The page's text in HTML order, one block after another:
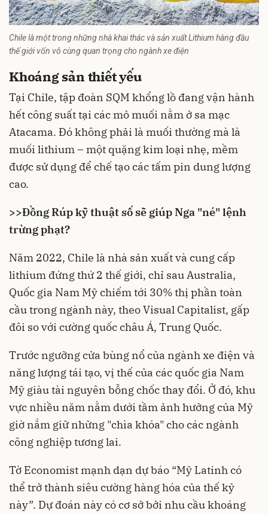
Chile là một trong những nhà khai thác và sản xuất Lithium hàng đầu
thế giới vốn vô cùng quan trọng cho ngành xe điện
Khoáng sản thiết yếu
Tại Chile, tập đoàn SQM khổng lồ đang vận hành
hết công suất tại các mỏ muối nằm ở sa mạc
Atacama. Đó không phải là muối thường mà là
muối lithium – một quặng kim loại nhẹ, mềm
được sử dụng để chế tạo các tấm pin dung lượng
cao.
>>Đồng Rúp kỹ thuật số sẽ giúp Nga "né" lệnh
trừng phạt?
Năm 2022, Chile là nhà sản xuất và cung cấp
lithium đứng thứ 2 thế giới, chỉ sau Australia,
Quốc gia Nam Mỹ chiếm tới 30% thị phần toàn
cầu trong ngành này, theo Visual Capitalist, gấp
đôi so với cường quốc châu Á, Trung Quốc.
Trước ngưỡng cửa bùng nổ của ngành xe điện và
năng lượng tái tạo, vị thế của các quốc gia Nam
Mỹ giàu tài nguyên bỗng chốc thay đổi. Ở đó, khu
vực nhiều năm nằm dưới tầm ảnh hưởng của Mỹ
giờ nắm giữ những "chìa khóa" cho các ngành
công nghiệp tương lai.
Tờ Economist mạnh dạn dự báo “Mỹ Latinh có
thể trở thành siêu cường hàng hóa của thế kỷ
này”. Dự đoán này có cơ sở bởi nhu cầu khoáng